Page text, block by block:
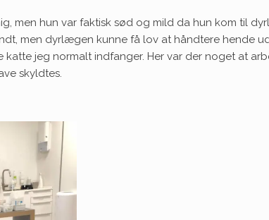
men hun var faktisk sød og mild da hun kom til
men dyrlægen kunne få lov at håndtere hende
katte jeg normalt indfanger. Her var der noget at
skyldtes.